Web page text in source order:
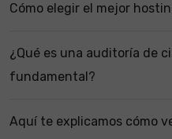
Cómo elegir el mejor
¿Qué es una auditoría de
fundamental?
Aquí te explicamos cómo